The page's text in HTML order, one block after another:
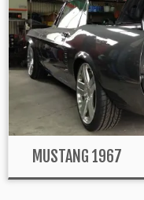
MUSTANG 1967